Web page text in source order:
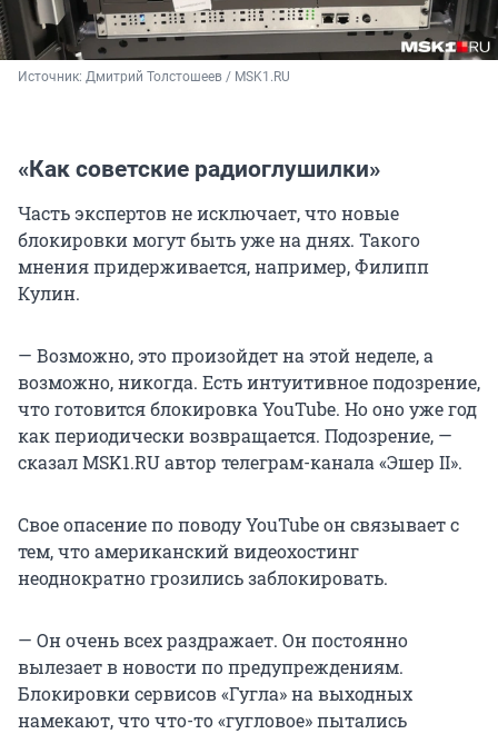
Источник: Дмитрий Толстошеев / MSK1.RU
«Как советские радиоглушилки»
Часть экспертов не исключает, что новые
блокировки могут быть уже на днях. Такого
мнения придерживается, например, Филипп
Кулин.
— Возможно, это произойдет на этой неделе, а
возможно, никогда. Есть интуитивное подозрение,
что готовится блокировка YouTube. Но оно уже год
как периодически возвращается. Подозрение, —
сказал MSK1.RU автор телеграм-канала «Эшер II».
Свое опасение по поводу YouTube он связывает с
тем, что американский видеохостинг
неоднократно грозились заблокировать.
— Он очень всех раздражает. Он постоянно
вылезает в новости по предупреждениям.
Блокировки сервисов «Гугла» на выходных
намекают, что что-то «гугловое» пытались